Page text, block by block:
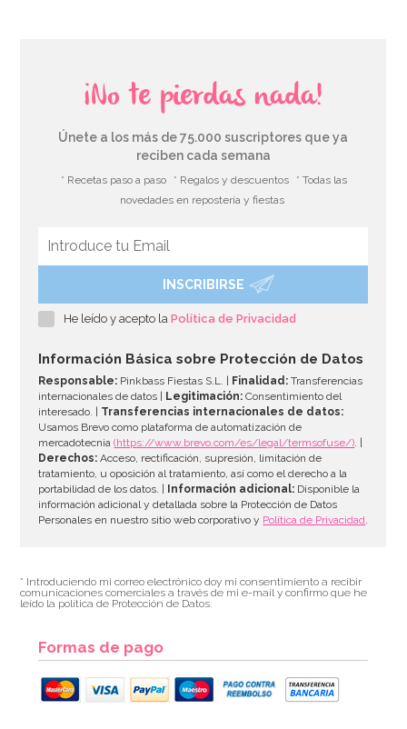
Papel para Envolver Polvorones 100 unidades
AÑADIR
¡No te pierdas nada!
Únete a los más de 75.000 suscriptores que ya
reciben cada semana
* Recetas paso a paso * Regalos y descuentos
* Todas las
novedades en repostería y fiestas
INSCRIBIRSE
He leído y acepto laPolítica de Privacidad
Información Básica sobre Protección de Datos
Responsable: Pinkbass Fiestas S.L. | Finalidad: Transferencias
internacionales de datos |
Legitimación: Consentimiento del
interesado. | Transferencias internacionales de datos:
Usamos Brevo como plataforma de automatización de
mercadotecnia(https://www.brevo.com/es/legal/termsofuse/). |
Derechos: Acceso, rectificación, supresión, limitación de
tratamiento, u oposición al tratamiento, así como el derecho a la
portabilidad de los datos. |
Información adicional: Disponible la
información adicional y detallada sobre la Protección de Datos
Personales en nuestro sitio web corporativo y Política de Privacidad.
* Introduciendo mi correo electrónico doy mi consentimiento a recibir
comunicaciones comerciales a través de mi e-mail y confirmo que he
leído la política de Protección de Datos.
Formas de pago